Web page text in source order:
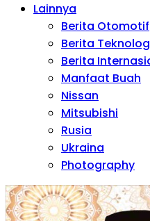
Lainnya
Berita Otomotif
Berita
Berita
Manfaat Buah
Nissan
Mitsubishi
Rusia
Ukraina
Photography